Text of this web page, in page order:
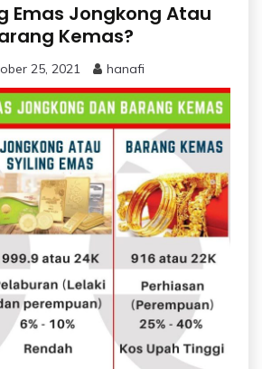
Emas Jongkong Atau
Kemas?
25, 2021 hanafi